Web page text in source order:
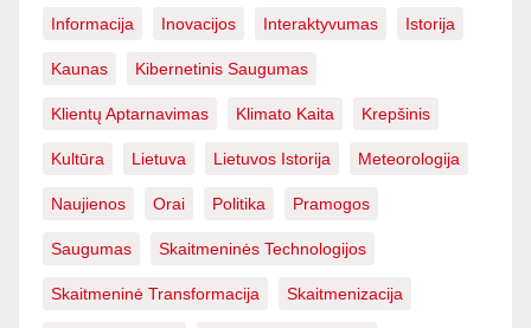
Informacija Inovacijos Interaktyvumas Istorija
Kaunas Kibernetinis Saugumas
Klientų Aptarnavimas Klimato Kaita Krepšinis
Kultūra Lietuva Lietuvos Istorija Meteorologija
Naujienos Orai Politika Pramogos
Saugumas Skaitmeninės Technologijos
Skaitmeninė Transformacija Skaitmenizacija